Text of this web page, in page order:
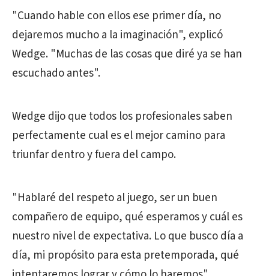
"Cuando hable con ellos ese primer día, no
dejaremos mucho a la imaginación", explicó
Wedge. "Muchas de las cosas que diré ya se han
escuchado antes".
Wedge dijo que todos los profesionales saben
perfectamente cual es el mejor camino para
triunfar dentro y fuera del campo.
"Hablaré del respeto al juego, ser un buen
compañero de equipo, qué esperamos y cuál es
nuestro nivel de expectativa. Lo que busco día a
día, mi propósito para esta pretemporada, qué